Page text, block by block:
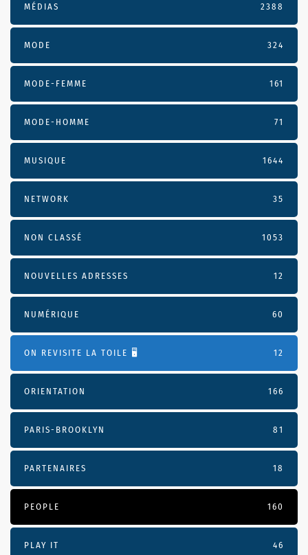
MÉDIAS 2388
MODE 324
MODE-FEMME 161
MODE-HOMME 71
MUSIQUE 1644
NETWORK 35
NON CLASSÉ 1053
NOUVELLES ADRESSES 12
NUMÉRIQUE 60
ON REVISITE LA TOILE 🖥️ 12
ORIENTATION 166
PARIS-BROOKLYN 81
PARTENAIRES 18
PEOPLE 160
PLAY IT 46